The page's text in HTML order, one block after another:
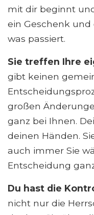
mit dir beginnt
ein Geschenk und
was passiert.
Sie treffen Ihre
gibt keinen
großen
ganz bei Ihnen.
deinen Händen.
auch immer Sie
Entscheidung
Du hast die
nicht nur die